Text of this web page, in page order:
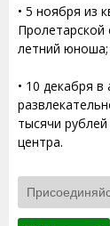
• 5 ноября из
Пролетарской
летний юноша;
• 10 декабря
тысячи
центра.